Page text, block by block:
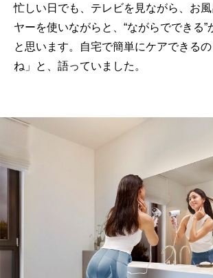
忙しい日でも、テレビを見ながら、お
ヤーを使いながらと、“ながらでできる”
と思います。自宅で簡単にケアできる
ね」と、語っていました。